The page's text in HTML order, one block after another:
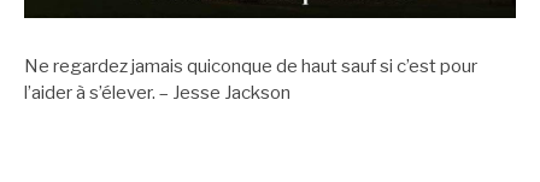
Ne regardez jamais quiconque de haut sauf si c’est pour
l’aider à s’élever. – Jesse Jackson